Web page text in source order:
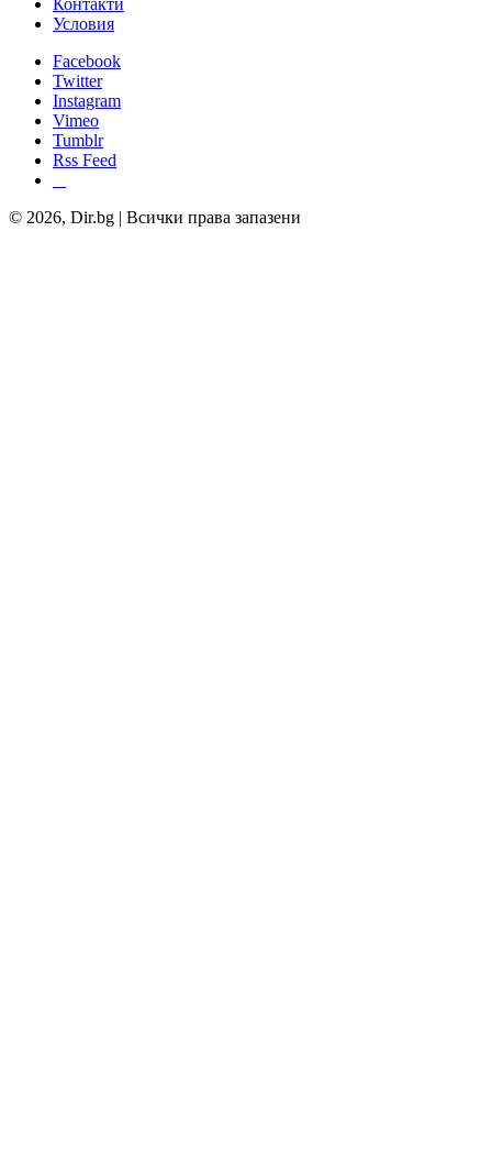
Контакти
Условия
Facebook
Twitter
Instagram
Vimeo
Tumblr
Rss Feed
© 2026, Dir.bg | Всички права запазени